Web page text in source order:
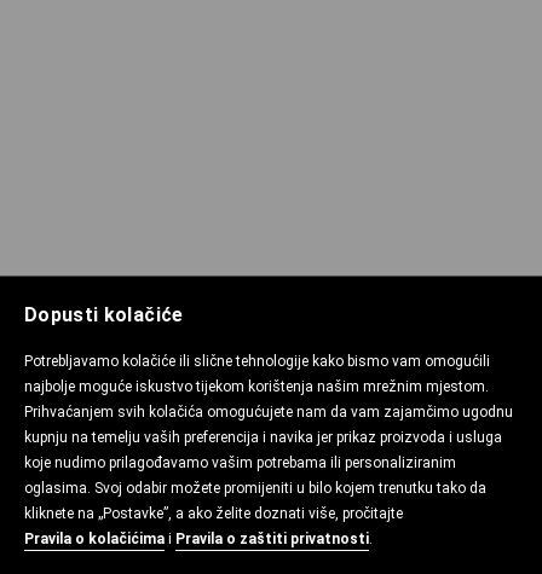
Dopusti kolačiće
Potrebljavamo kolačiće ili slične tehnologije kako bismo vam omogućili
najbolje moguće iskustvo tijekom korištenja našim mrežnim mjestom.
Prihvaćanjem svih kolačića omogućujete nam da vam zajamčimo ugodnu
kupnju na temelju vaših preferencija i navika jer prikaz proizvoda i usluga
koje nudimo prilagođavamo vašim potrebama ili personaliziranim
oglasima. Svoj odabir možete promijeniti u bilo kojem trenutku tako da
kliknete na „Postavke”, a ako želite doznati više, pročitajte
Pravila o kolačićima i Pravila o zaštiti privatnosti.